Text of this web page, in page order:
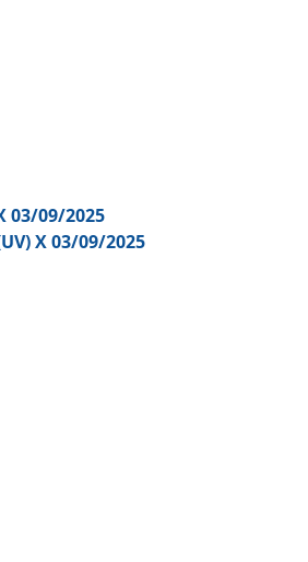
03/09/2025
X 03/09/2025